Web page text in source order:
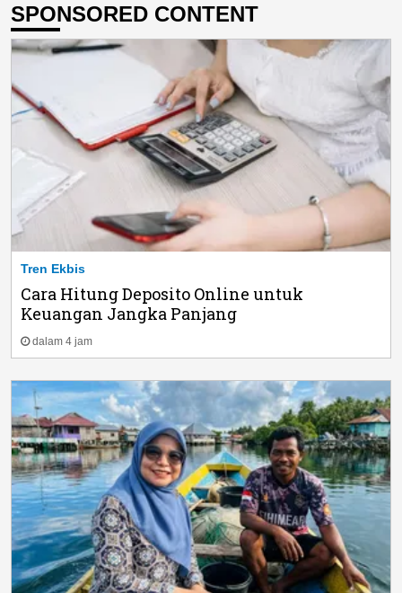
SPONSORED CONTENT
Tren Ekbis
Cara Hitung Deposito Online untuk
Keuangan Jangka Panjang
dalam 4 jam